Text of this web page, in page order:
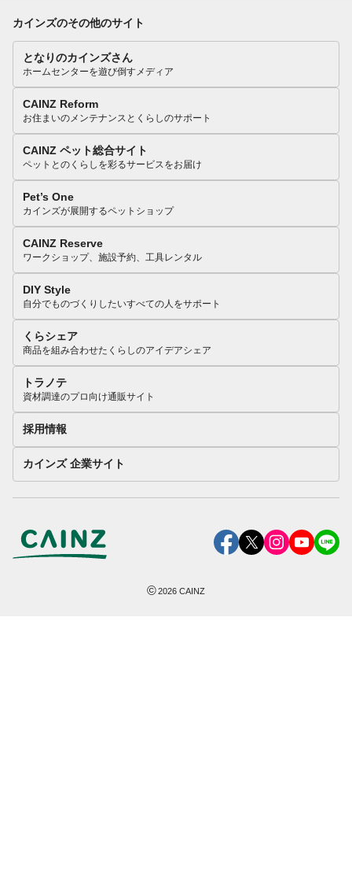
カインズのその他のサイト
となりのカインズさん
ホームセンターを遊び倒すメディア
CAINZ Reform
お住まいのメンテナンスとくらしのサポート
CAINZ ペット総合サイト
ペットとのくらしを彩るサービスをお届け
Pet’s One
カインズが展開するペットショップ
CAINZ Reserve
ワークショップ、施設予約、工具レンタル
DIY Style
自分でものづくりしたいすべての人をサポート
くらシェア
商品を組み合わせたくらしのアイデアシェア
トラノテ
資材調達のプロ向け通販サイト
採用情報
カインズ 企業サイト
©2026 CAINZ